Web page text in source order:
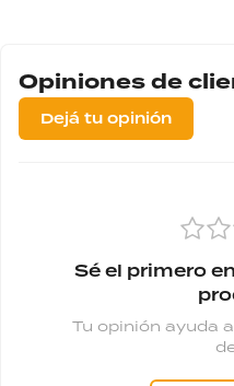
Opiniones de
Dejá tu opinión
Sé el primero
Tu opinión ayuda